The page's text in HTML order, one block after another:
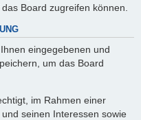
Board zugreifen können.
eingegebenen und
um das Board
im Rahmen einer
seinen Interessen sowie